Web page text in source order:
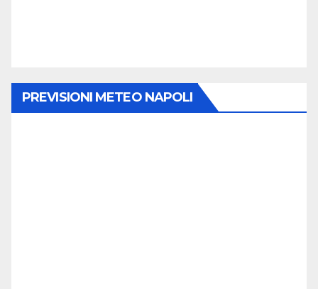
PREVISIONI METEO NAPOLI